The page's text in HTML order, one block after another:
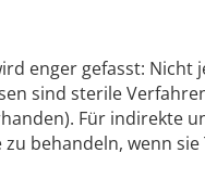
enger gefasst: Nicht
sind sterile
Für indirekte
behandeln, wenn sie